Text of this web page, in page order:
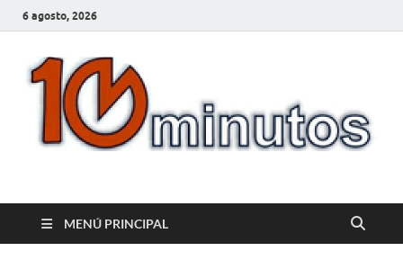
6 agosto, 2026
10minutos.com.uy
MENÚ PRINCIPAL